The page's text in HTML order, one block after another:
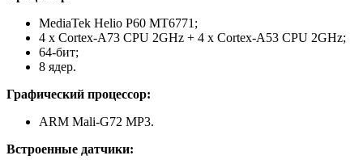
MediaTek Helio P60 MT6771;
4 x Cortex-A73 CPU 2GHz + 4 x Cortex-A53 CPU 2GHz;
64-бит;
8 ядер.
Графический процессор:
ARM Mali-G72 MP3.
Встроенные датчики: